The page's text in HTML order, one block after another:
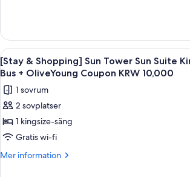
Suite
Double
Queen
+
Free
Shuttle
Bus
+
OliveYoung
Coupon
&
Shopping]
Sun
Tower
Suite
Double
+
Free
Bus
Öppna
alla
foton
för
[Stay
&
Shopping]
Sun
Ett hotellrum
5
[Stay & Shopping] Sun Tower Sun Suite
Bus + OliveYoung Coupon KRW 10,000
1 sovrum
2 sovplatser
1 kingsize-säng
Gratis wi-fi
Mer information
Mer